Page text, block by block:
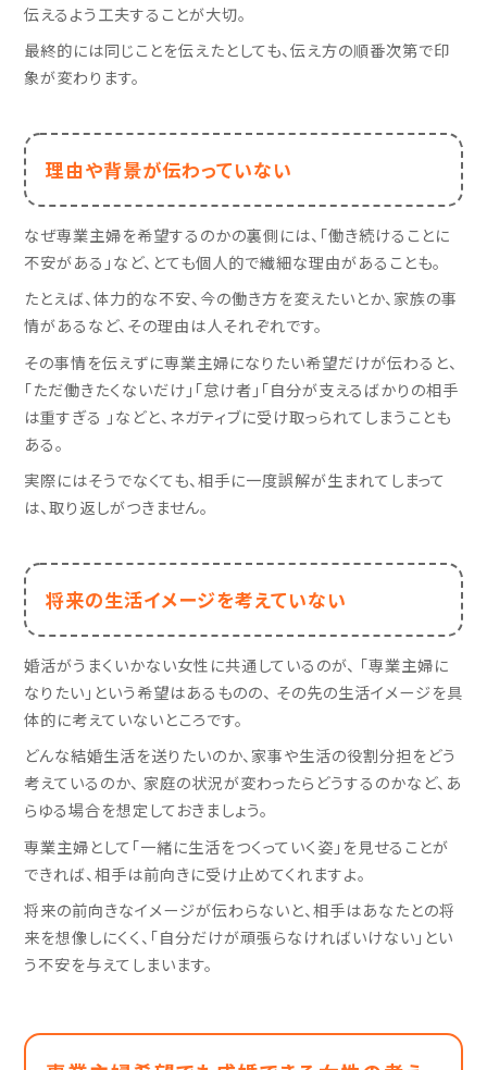
伝えるよう工夫することが大切。
最終的には同じことを伝えたとしても、伝え方の順番次第で印
象が変わります。
理由や背景が伝わっていない
なぜ専業主婦を希望するのかの裏側には、「働き続けることに
不安がある」など、とても個人的で繊細な理由があることも。
たとえば、体力的な不安、今の働き方を変えたいとか、家族の事
情があるなど、その理由は人それぞれです。
その事情を伝えずに専業主婦になりたい希望だけが伝わると、
「ただ働きたくないだけ」「怠け者」「自分が支えるばかりの相手
は重すぎる 」などと、ネガティブに受け取っられてしまうことも
ある。
実際にはそうでなくても、相手に一度誤解が生まれてしまって
は、取り返しがつきません。
将来の生活イメージを考えていない
婚活がうまくいかない女性に共通しているのが、 「専業主婦に
なりたい」という希望はあるものの、 その先の生活イメージを具
体的に考えていないところです。
どんな結婚生活を送りたいのか、家事や生活の役割分担をどう
考えているのか、 家庭の状況が変わったらどうするのかなど、あ
らゆる場合を想定しておきましょう。
専業主婦として「一緒に生活をつくっていく姿」を見せることが
できれば、相手は前向きに受け止めてくれますよ。
将来の前向きなイメージが伝わらないと、相手はあなたとの将
来を想像しにくく、「自分だけが頑張らなければいけない」とい
う不安を与えてしまいます。